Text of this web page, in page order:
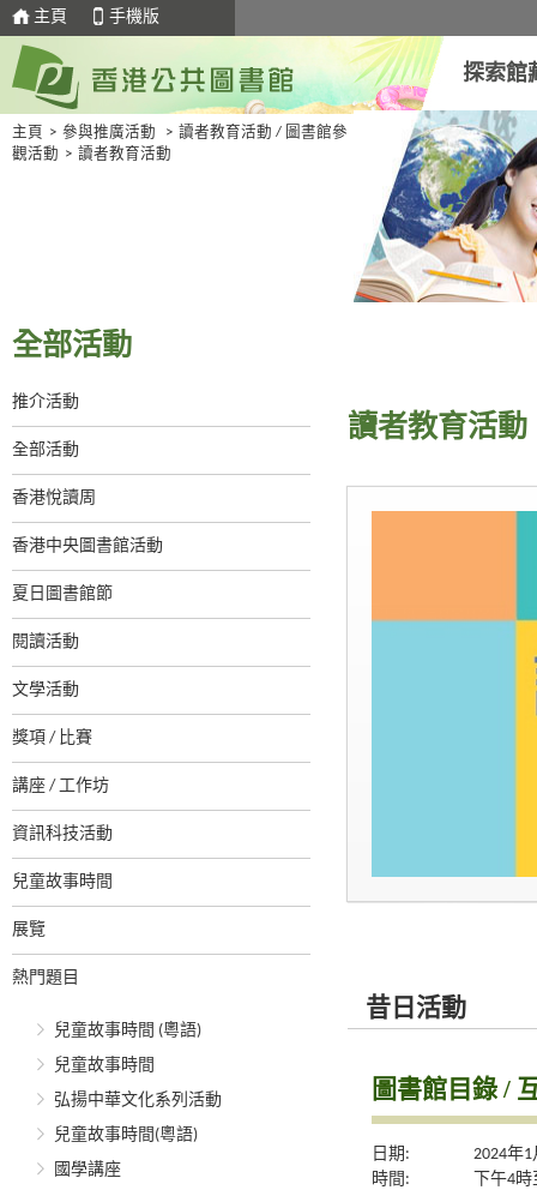
主頁 手機版
探索館
主頁 > 參與推廣活動 > 讀者教育活動 / 圖書館參
觀活動 > 讀者教育活動
全部活動
推介活動
全部活動
香港悅讀周
香港中央圖書館活動
夏日圖書館節
閱讀活動
文學活動
獎項 / 比賽
講座 / 工作坊
資訊科技活動
兒童故事時間
展覽
熱門題目
兒童故事時間 (粵語)
兒童故事時間
弘揚中華文化系列活動
兒童故事時間(粵語)
國學講座
讀者教育活動
昔日活動
圖書館目錄 /
日期:
2024年
時間:
下午4